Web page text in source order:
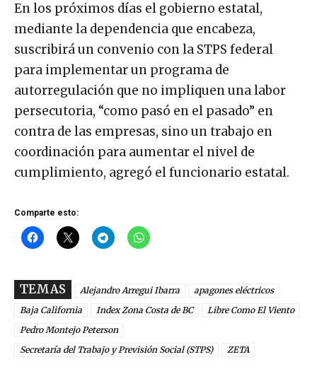
En los próximos días el gobierno estatal,
mediante la dependencia que encabeza,
suscribirá un convenio con la STPS federal
para implementar un programa de
autorregulación que no impliquen una labor
persecutoria, “como pasó en el pasado” en
contra de las empresas, sino un trabajo en
coordinación para aumentar el nivel de
cumplimiento, agregó el funcionario estatal.
Comparte esto:
TEMAS Alejandro Arregui Ibarra
apagones eléctricos
Baja California
Index Zona Costa de BC
Libre Como El Viento
Pedro Montejo Peterson
Secretaría del Trabajo y Previsión Social (STPS)
ZETA